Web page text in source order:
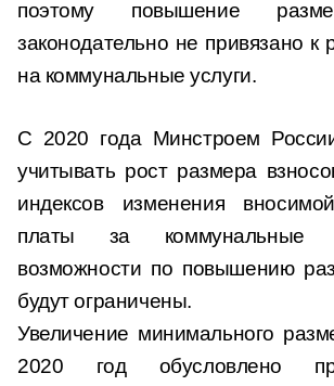
поэтому повышение
законодательно не привязано к
на коммунальные услуги.
С 2020 года Минстроем
учитывать рост размера
индексов изменения
платы за коммунальные
возможности по повышению
будут ограничены.
Увеличение минимального
2020 год обусловлено